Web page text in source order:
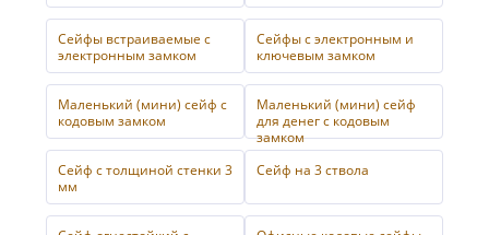
Сейфы встраиваемые с
электронным замком
Сейфы с электронным и
ключевым замком
Маленький (мини) сейф с
кодовым замком
Маленький (мини) сейф
для денег с кодовым
замком
Сейф с толщиной стенки 3
мм
Сейф на 3 ствола